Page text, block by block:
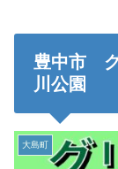
豊中市 グ
川公園
大島町